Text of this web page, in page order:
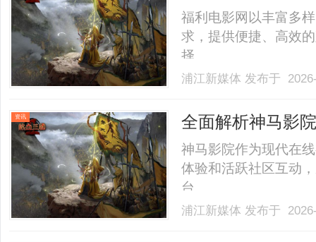
福利电影网以丰富多
求，提供便捷、高效
择。......
浦江新媒体 发布于
资讯
全面解析神马影
融合
神马影院作为现代在
体验和活跃社区互动
台。......
浦江新媒体 发布于